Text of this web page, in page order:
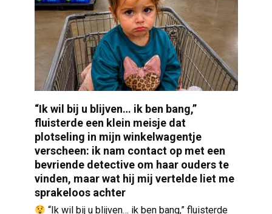
“Ik wil bij u blijven… ik ben bang,”
fluisterde een klein meisje dat
plotseling in mijn winkelwagentje
verscheen: ik nam contact op met een
bevriende detective om haar ouders te
vinden, maar wat hij mij vertelde liet me
sprakeloos achter
“Ik wil bij u blijven… ik ben bang,” fluisterde